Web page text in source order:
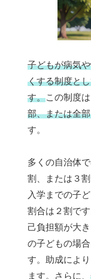
子どもが病気
くする制度と
す。この制度は
部、または全
す。
多くの自治体
割、または３
入学までの子
割合は２割で
己負担額が大
の子どもの場
す。助成によ
ます。さらに、